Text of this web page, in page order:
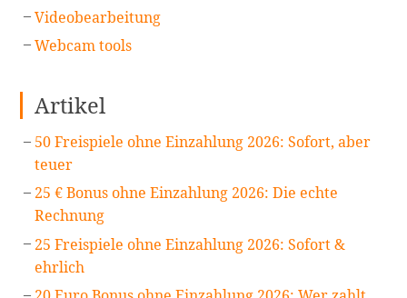
Videobearbeitung
Webcam tools
Artikel
50 Freispiele ohne Einzahlung 2026: Sofort, aber
teuer
25 € Bonus ohne Einzahlung 2026: Die echte
Rechnung
25 Freispiele ohne Einzahlung 2026: Sofort &
ehrlich